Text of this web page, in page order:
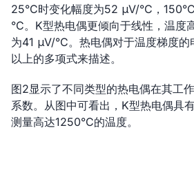
25°C时变化幅度为52 μV/°C，
°C。K型热电偶更倾向于线性，温度
为41 μV/°C。热电偶对于温度梯度
以上的多项式来描述。
图2显示了不同类型的热电偶在其工
系数。从图中可看出，K型热电偶具
测量高达1250°C的温度。